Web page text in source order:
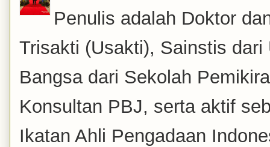
Penulis adalah Doktor
Trisakti (Usakti), Sainstis
Bangsa dari Sekolah
Konsultan PBJ, serta aktif
Ikatan Ahli Pengadaan